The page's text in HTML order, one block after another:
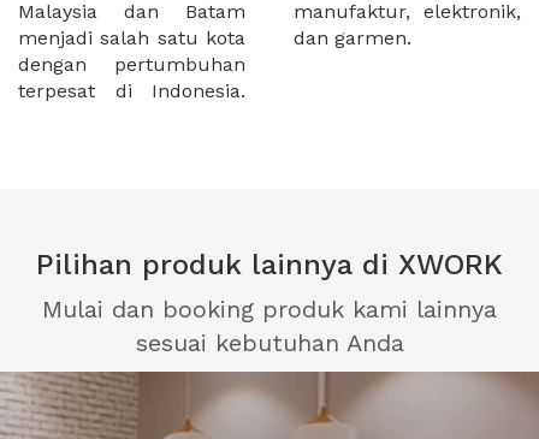
Malaysia dan Batam
menjadi salah satu kota
dengan pertumbuhan
terpesat di Indonesia.
manufaktur, elektronik,
dan garmen.
Pilihan produk lainnya di XWORK
Mulai dan booking produk kami lainnya
sesuai kebutuhan Anda